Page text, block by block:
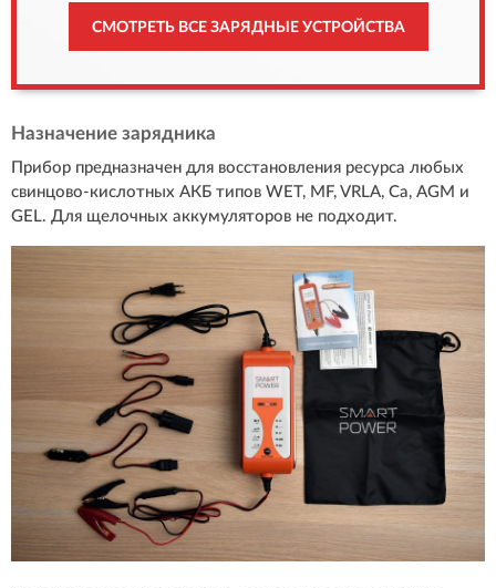
СМОТРЕТЬ ВСЕ ЗАРЯДНЫЕ УСТРОЙСТВА
Назначение зарядника
Прибор предназначен для восстановления ресурса любых
свинцово-кислотных АКБ типов WET, MF, VRLA, Са, AGM и
GEL. Для щелочных аккумуляторов не подходит.